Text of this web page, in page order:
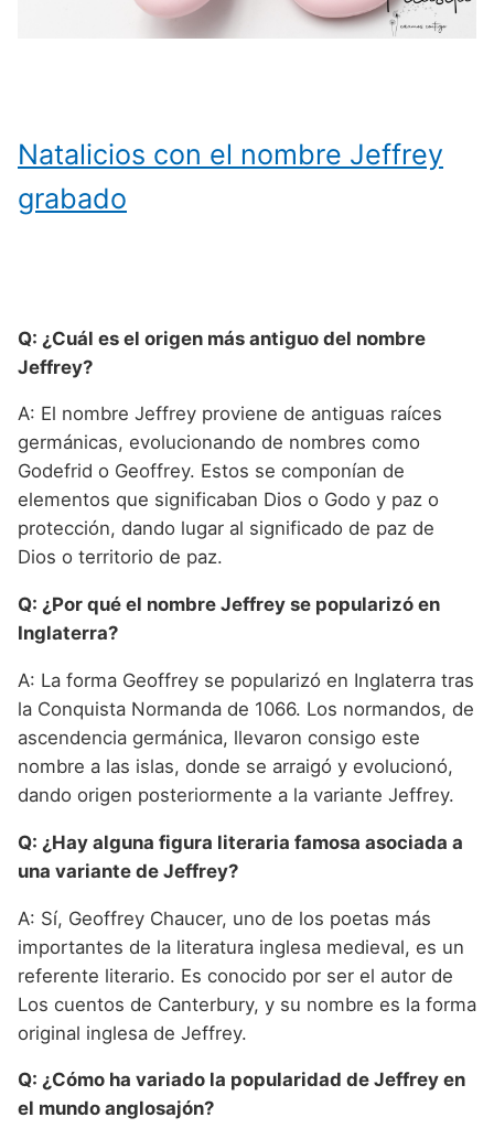
Natalicios con el nombre Jeffrey
grabado
Q: ¿Cuál es el origen más antiguo del nombre
Jeffrey?
A: El nombre Jeffrey proviene de antiguas raíces
germánicas, evolucionando de nombres como
Godefrid o Geoffrey. Estos se componían de
elementos que significaban Dios o Godo y paz o
protección, dando lugar al significado de paz de
Dios o territorio de paz.
Q: ¿Por qué el nombre Jeffrey se popularizó en
Inglaterra?
A: La forma Geoffrey se popularizó en Inglaterra tras
la Conquista Normanda de 1066. Los normandos, de
ascendencia germánica, llevaron consigo este
nombre a las islas, donde se arraigó y evolucionó,
dando origen posteriormente a la variante Jeffrey.
Q: ¿Hay alguna figura literaria famosa asociada a
una variante de Jeffrey?
A: Sí, Geoffrey Chaucer, uno de los poetas más
importantes de la literatura inglesa medieval, es un
referente literario. Es conocido por ser el autor de
Los cuentos de Canterbury, y su nombre es la forma
original inglesa de Jeffrey.
Q: ¿Cómo ha variado la popularidad de Jeffrey en
el mundo anglosajón?